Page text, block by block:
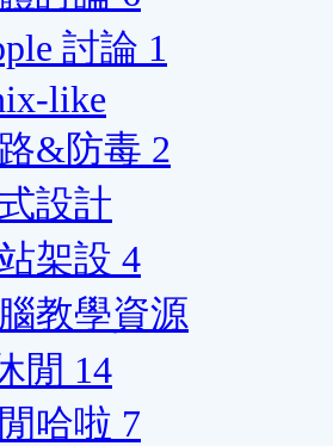
討論 1
like
&防毒 2
設計
架設 4
教學資源
閒 14
哈啦 7